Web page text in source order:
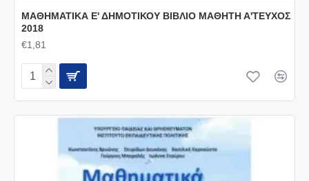
ΜΑΘΗΜΑΤΙΚΑ Ε' ΔΗΜΟΤΙΚΟΥ ΒΙΒΛΙΟ ΜΑΘΗΤΗ Α'ΤΕΥΧΟΣ
2018
€1,81